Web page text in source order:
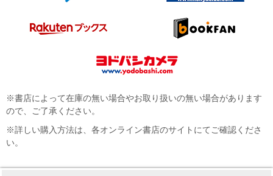
※書店によって在庫の無い場合やお取り扱いの無い場合があります
ので、ご了承ください。
※詳しい購入方法は、各オンライン書店のサイトにてご確認くださ
い。